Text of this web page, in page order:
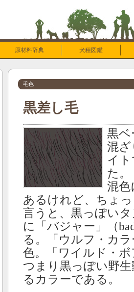
原材料辞典 犬種図鑑
毛色
黒差し毛
黒ベ
混ざ
イ
た。
混
あるけれど、ちょ
言うと、黒っぽい
に「バジャー」（
る。「ウルフ・カ
色。「ワイルド・
つまり黒っぽい野
るカラーである。